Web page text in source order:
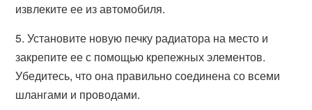
извлеките ее из автомобиля.
5. Установите новую печку радиатора на место и
закрепите ее с помощью крепежных элементов.
Убедитесь, что она правильно соединена со всеми
шлангами и проводами.